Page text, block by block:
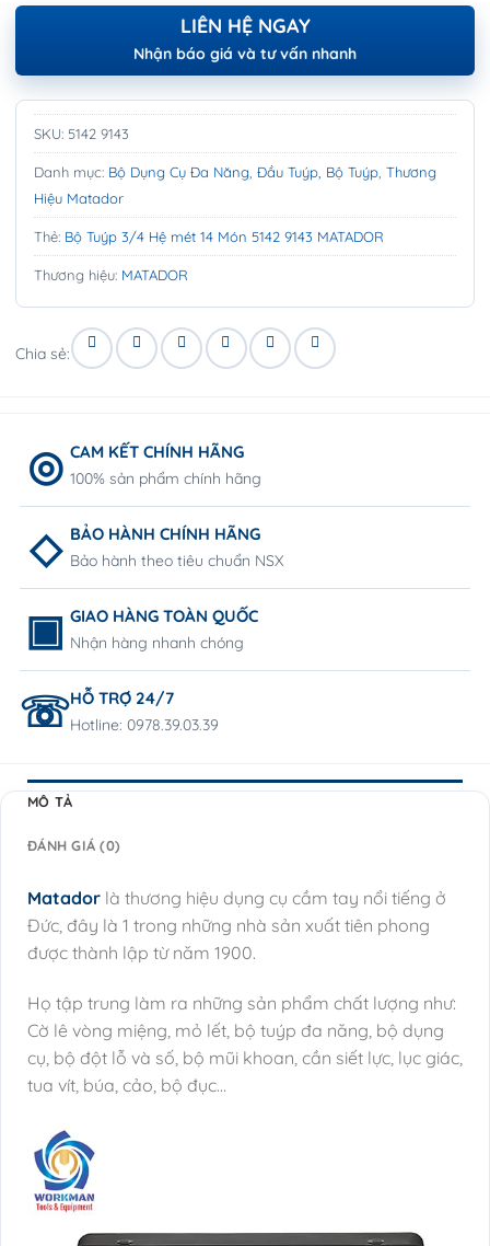
LIÊN HỆ NGAY
Nhận báo giá và tư vấn nhanh
SKU: 5142 9143
Danh mục: Bộ Dụng Cụ Đa Năng Đầu Tuýp, Bộ Tuýp Thương
Hiệu Matador
Thẻ: Bộ Tuýp 3/4 Hệ mét 14 Món 5142 9143 MATADOR
Thương hiệu: MATADOR
Chia sẻ:
CAM KẾT CHÍNH HÃNG
100% sản phẩm chính hãng
BẢO HÀNH CHÍNH HÃNG
Bảo hành theo tiêu chuẩn NSX
GIAO HÀNG TOÀN QUỐC
Nhận hàng nhanh chóng
HỖ TRỢ 24/7
Hotline: 0978.39.03.39
MÔ TẢ
ĐÁNH GIÁ (0)
Matador là thương hiệu dụng cụ cầm tay nổi tiếng ở
Đức, đây là 1 trong những nhà sản xuất tiên phong
được thành lập từ năm 1900.
Họ tập trung làm ra những sản phẩm chất lượng như:
Cờ lê vòng miệng, mỏ lết, bộ tuýp đa năng, bộ dụng
cụ, bộ đột lỗ và số, bộ mũi khoan, cần siết lực, lục giác,
tua vít, búa, cảo, bộ đục…